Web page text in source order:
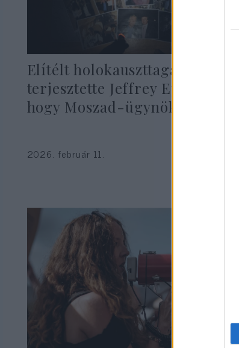
Elítélt holokauszttagadó
terjesztette Jeffrey Epsteinről,
hogy Moszad-ügynök
2026. február 11.